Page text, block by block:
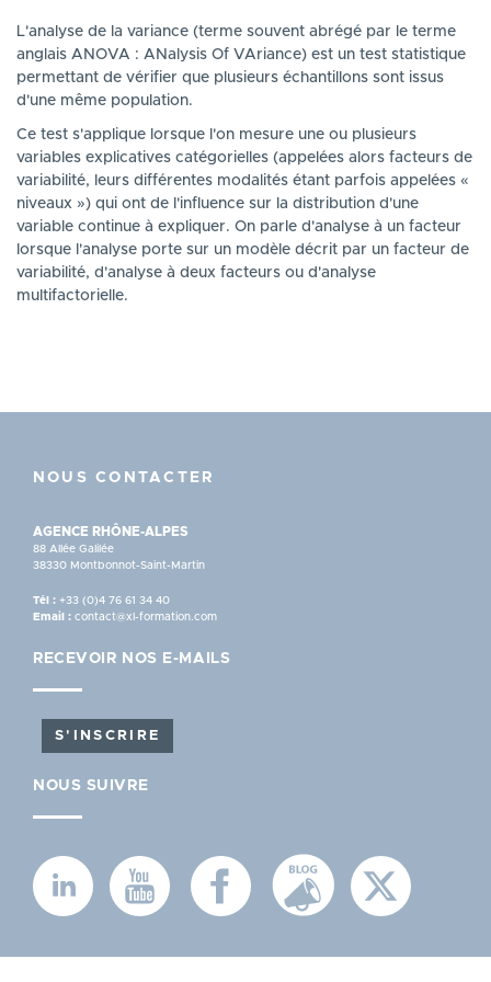
L'analyse de la variance (terme souvent abrégé par le terme
anglais ANOVA : ANalysis Of VAriance) est un test statistique
permettant de vérifier que plusieurs échantillons sont issus
d'une même population.
Ce test s'applique lorsque l'on mesure une ou plusieurs
variables explicatives catégorielles (appelées alors facteurs de
variabilité, leurs différentes modalités étant parfois appelées «
niveaux ») qui ont de l'influence sur la distribution d'une
variable continue à expliquer. On parle d'analyse à un facteur
lorsque l'analyse porte sur un modèle décrit par un facteur de
variabilité, d'analyse à deux facteurs ou d'analyse
multifactorielle.
NOUS CONTACTER
AGENCE RHÔNE-ALPES
88 Allée Galilée
38330 Montbonnot-Saint-Martin
Tél : +33 (0)4 76 61 34 40
Email : contact@xl-formation.com
RECEVOIR NOS E-MAILS
S'INSCRIRE
NOUS SUIVRE